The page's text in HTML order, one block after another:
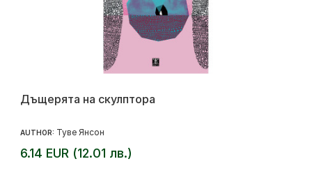
Дъщерята на скулптора
AUTHOR: Туве Янсон
6.14 EUR (12.01 лв.)